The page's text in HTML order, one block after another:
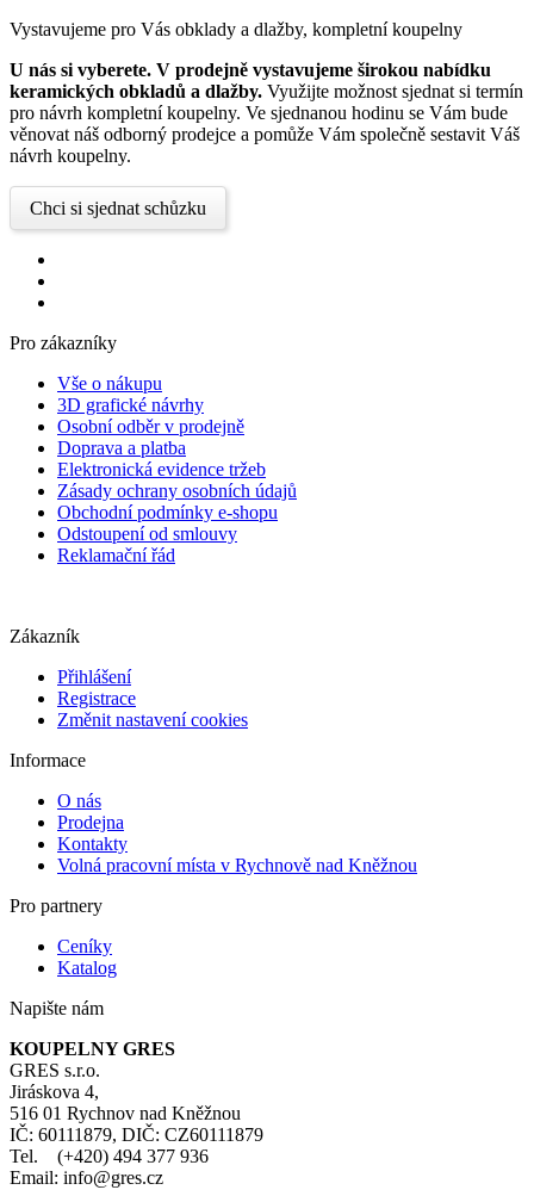
Vystavujeme pro Vás obklady a dlažby, kompletní koupelny
U nás si vyberete. V prodejně vystavujeme širokou nabídku
keramických obkladů a dlažby. Využijte možnost sjednat si termín
pro návrh kompletní koupelny. Ve sjednanou hodinu se Vám bude
věnovat náš odborný prodejce a pomůže Vám společně sestavit Váš
návrh koupelny.
Chci si sjednat schůzku
Pro zákazníky
Vše o nákupu
3D grafické návrhy
Osobní odběr v prodejně
Doprava a platba
Elektronická evidence tržeb
Zásady ochrany osobních údajů
Obchodní podmínky e-shopu
Odstoupení od smlouvy
Reklamační řád
Zákazník
Přihlášení
Registrace
Změnit nastavení cookies
Informace
O nás
Prodejna
Kontakty
Volná pracovní místa v Rychnově nad Kněžnou
Pro partnery
Ceníky
Katalog
Napište nám
KOUPELNY GRES
GRES s.r.o.
Jiráskova 4,
516 01 Rychnov nad Kněžnou
IČ: 60111879, DIČ: CZ60111879
Tel. (+420) 494 377 936
Email: info@gres.cz